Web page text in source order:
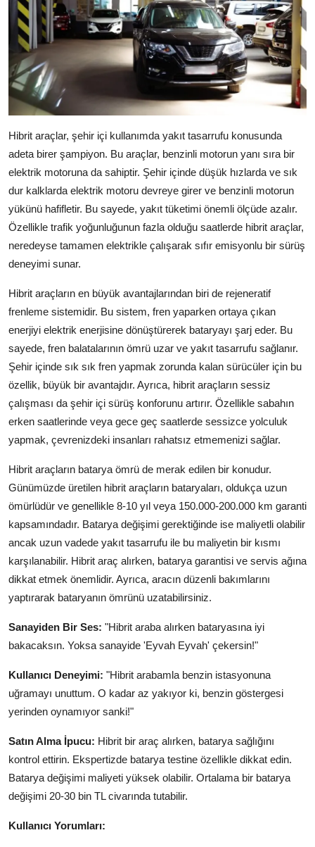
Hibrit araçlar, şehir içi kullanımda yakıt tasarrufu konusunda
adeta birer şampiyon. Bu araçlar, benzinli motorun yanı sıra bir
elektrik motoruna da sahiptir. Şehir içinde düşük hızlarda ve sık
dur kalklarda elektrik motoru devreye girer ve benzinli motorun
yükünü hafifletir. Bu sayede, yakıt tüketimi önemli ölçüde azalır.
Özellikle trafik yoğunluğunun fazla olduğu saatlerde hibrit araçlar,
neredeyse tamamen elektrikle çalışarak sıfır emisyonlu bir sürüş
deneyimi sunar.
Hibrit araçların en büyük avantajlarından biri de rejeneratif
frenleme sistemidir. Bu sistem, fren yaparken ortaya çıkan
enerjiyi elektrik enerjisine dönüştürerek bataryayı şarj eder. Bu
sayede, fren balatalarının ömrü uzar ve yakıt tasarrufu sağlanır.
Şehir içinde sık sık fren yapmak zorunda kalan sürücüler için bu
özellik, büyük bir avantajdır. Ayrıca, hibrit araçların sessiz
çalışması da şehir içi sürüş konforunu artırır. Özellikle sabahın
erken saatlerinde veya gece geç saatlerde sessizce yolculuk
yapmak, çevrenizdeki insanları rahatsız etmemenizi sağlar.
Hibrit araçların batarya ömrü de merak edilen bir konudur.
Günümüzde üretilen hibrit araçların bataryaları, oldukça uzun
ömürlüdür ve genellikle 8-10 yıl veya 150.000-200.000 km garanti
kapsamındadır. Batarya değişimi gerektiğinde ise maliyetli olabilir
ancak uzun vadede yakıt tasarrufu ile bu maliyetin bir kısmı
karşılanabilir. Hibrit araç alırken, batarya garantisi ve servis ağına
dikkat etmek önemlidir. Ayrıca, aracın düzenli bakımlarını
yaptırarak bataryanın ömrünü uzatabilirsiniz.
Sanayiden Bir Ses: "Hibrit araba alırken bataryasına iyi
bakacaksın. Yoksa sanayide 'Eyvah Eyvah' çekersin!"
Kullanıcı Deneyimi: "Hibrit arabamla benzin istasyonuna
uğramayı unuttum. O kadar az yakıyor ki, benzin göstergesi
yerinden oynamıyor sanki!"
Satın Alma İpucu: Hibrit bir araç alırken, batarya sağlığını
kontrol ettirin. Ekspertizde batarya testine özellikle dikkat edin.
Batarya değişimi maliyeti yüksek olabilir. Ortalama bir batarya
değişimi 20-30 bin TL civarında tutabilir.
Kullanıcı Yorumları: